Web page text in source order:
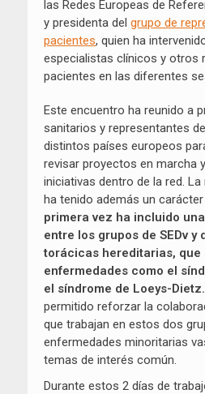
las Redes Europeas de
y presidenta del grupo de
pacientes, quien ha
especialistas clínicos y otros
pacientes en las diferentes
Este encuentro ha reunido a
sanitarios y representantes
distintos países europeos
revisar proyectos en marcha
iniciativas dentro de la red.
ha tenido además un
primera vez ha incluido
entre los grupos de SEDv y
torácicas hereditarias, que
enfermedades como el
el síndrome de Loeys-
permitido reforzar la
que trabajan en estos dos
enfermedades minoritarias
temas de interés común.
Durante estos 2 días de